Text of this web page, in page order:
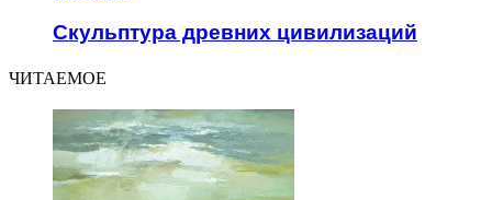
Скульптура древних цивилизаций
ЧИТАЕМОЕ